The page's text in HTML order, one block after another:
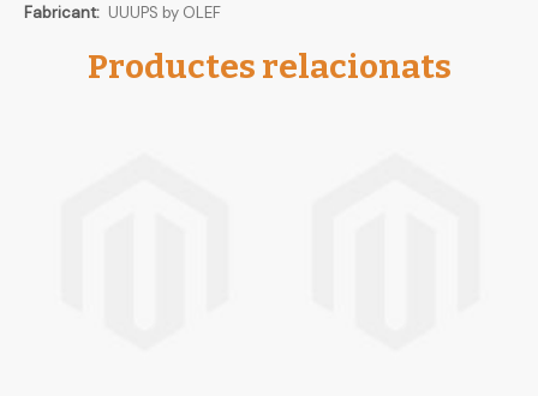
Més
UUUPS by OLEF
Productes relacionats